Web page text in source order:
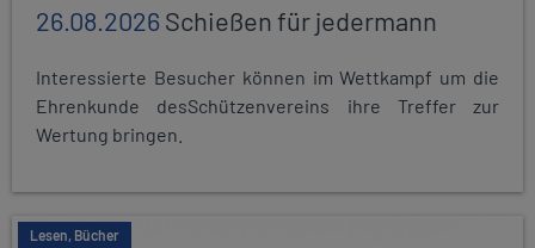
26.08.2026Schießen für jedermann
Interessierte Besucher können im Wettkampf um die
Ehrenkunde desSchützenvereins ihre Treffer zur
Wertung bringen.
Lesen, Bücher